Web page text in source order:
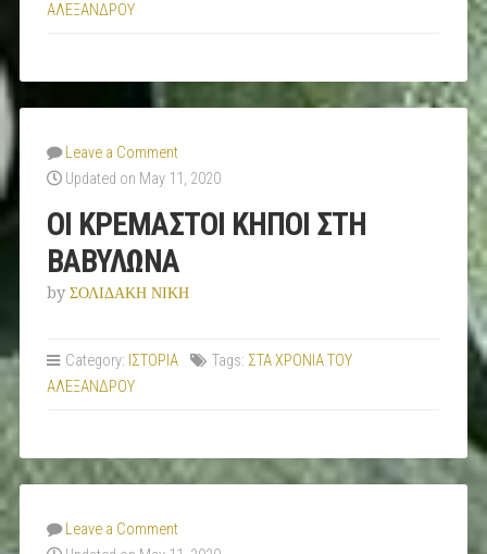
ΑΛΕΞΑΝΔΡΟΥ
Leave a Comment
Updated on May 11, 2020
ΟΙ ΚΡΕΜΑΣΤΟΙ ΚΗΠΟΙ ΣΤΗ
ΒΑΒΥΛΩΝΑ
by ΣΟΛΙΔΑΚΗ ΝΙΚΗ
Category: ΙΣΤΟΡΙΑ Tags: ΣΤΑ ΧΡΟΝΙΑ ΤΟΥ
ΑΛΕΞΑΝΔΡΟΥ
Leave a Comment